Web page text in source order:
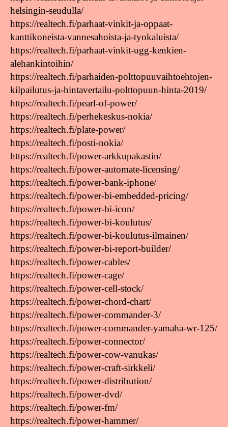
helsingin-seudulla/
https://realtech.fi/parhaat-vinkit-ja-oppaat-
kanttikoneista-vannesahoista-ja-tyokaluista/
https://realtech.fi/parhaat-vinkit-ugg-kenkien-
alehankintoihin/
https://realtech.fi/parhaiden-polttopuuvaihtoehtojen-
kilpailutus-ja-hintavertailu-polttopuun-hinta-2019/
https://realtech.fi/pearl-of-power/
https://realtech.fi/perhekeskus-nokia/
https://realtech.fi/plate-power/
https://realtech.fi/posti-nokia/
https://realtech.fi/power-arkkupakastin/
https://realtech.fi/power-automate-licensing/
https://realtech.fi/power-bank-iphone/
https://realtech.fi/power-bi-embedded-pricing/
https://realtech.fi/power-bi-icon/
https://realtech.fi/power-bi-koulutus/
https://realtech.fi/power-bi-koulutus-ilmainen/
https://realtech.fi/power-bi-report-builder/
https://realtech.fi/power-cables/
https://realtech.fi/power-cage/
https://realtech.fi/power-cell-stock/
https://realtech.fi/power-chord-chart/
https://realtech.fi/power-commander-3/
https://realtech.fi/power-commander-yamaha-wr-125/
https://realtech.fi/power-connector/
https://realtech.fi/power-cow-vanukas/
https://realtech.fi/power-craft-sirkkeli/
https://realtech.fi/power-distribution/
https://realtech.fi/power-dvd/
https://realtech.fi/power-fm/
https://realtech.fi/power-hammer/